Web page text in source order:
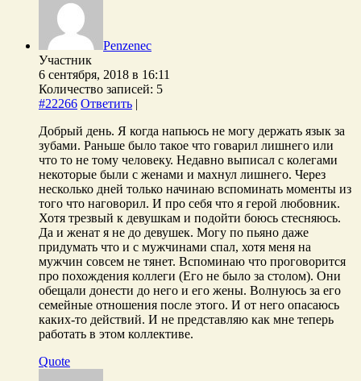
Penzenec
Участник
6 сентября, 2018 в 16:11
Количество записей: 5
#22266 Ответить |
Добрый день. Я когда напьюсь не могу держать язык за
зубами. Раньше было такое что говарил лишнего или
что то не тому человеку. Недавно выписал с колегами
некоторые были с женами и махнул лишнего. Через
несколько дней только начинаю вспоминать моменты из
того что наговорил. И про себя что я герой любовник.
Хотя трезвый к девушкам и подойти боюсь стесняюсь.
Да и женат я не до девушек. Могу по пьяно даже
придумать что и с мужчинами спал, хотя меня на
мужчин совсем не тянет. Вспоминаю что проговорится
про похождения коллеги (Его не было за столом). Они
обещали донести до него и его жены. Волнуюсь за его
семейные отношения после этого. И от него опасаюсь
каких-то действий. И не представляю как мне теперь
работать в этом коллективе.
Quote